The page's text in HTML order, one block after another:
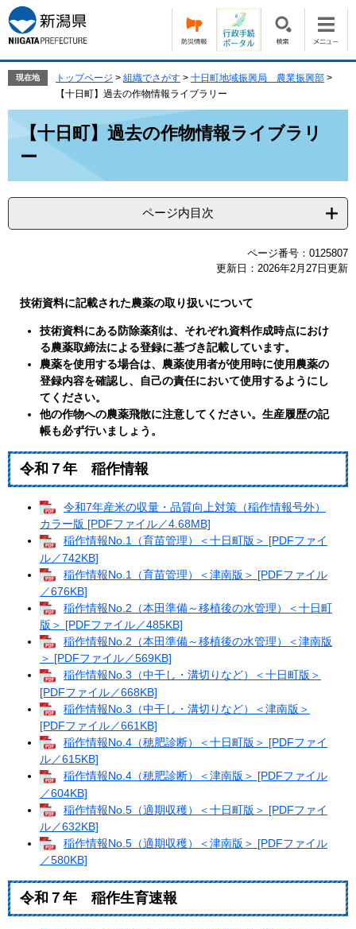
ー
ジ
の
で
ニ
ュ
ー
ば
現在地 トップページ > 組織でさがす > 十日町地域振興局 農業振興部 >
【十日町】過去の作物情報ライブラリー
【十日町】過去の作物情報ライブラリ
ー
ページ内目次
ページ番号：0125807
更新日：2026年2月27日更新
技術資料に記載された農薬の取り扱いについて
技術資料にある防除薬剤は、それぞれ資料作成時点におけ
る農薬取締法による登録に基づき記載しています。
農薬を使用する場合は、農薬使用者が使用時に使用農薬の
登録内容を確認し、自己の責任において使用するようにし
てください。
他の作物への農薬飛散に注意してください。生産履歴の記
帳も必ず行いましょう。
令和７年 稲作情報
令和7年産米の収量・品質向上対策（稲作情報号外）
カラー版 [PDFファイル／4.68MB]
稲作情報No.1（育苗管理）＜十日町版＞ [PDFファイ
ル／742KB]
稲作情報No.1（育苗管理）＜津南版＞ [PDFファイル
／676KB]
稲作情報No.2（本田準備～移植後の水管理）＜十日町
版＞ [PDFファイル／485KB]
稲作情報No.2（本田準備～移植後の水管理）＜津南版
＞ [PDFファイル／569KB]
稲作情報No.3（中干し・溝切りなど）＜十日町版＞
[PDFファイル／668KB]
稲作情報No.3（中干し・溝切りなど）＜津南版＞
[PDFファイル／661KB]
稲作情報No.4（穂肥診断）＜十日町版＞ [PDFファイ
ル／615KB]
稲作情報No.4（穂肥診断）＜津南版＞ [PDFファイル
／604KB]
稲作情報No.5（適期収穫）＜十日町版＞ [PDFファイ
ル／632KB]
稲作情報No.5（適期収穫）＜津南版＞ [PDFファイル
／580KB]
令和７年 稲作生育速報